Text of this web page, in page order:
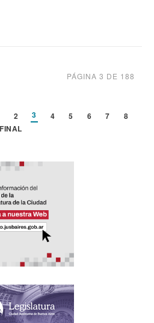
PÁGINA 3 DE 188
2 3 4 5 6 7
8
FINAL